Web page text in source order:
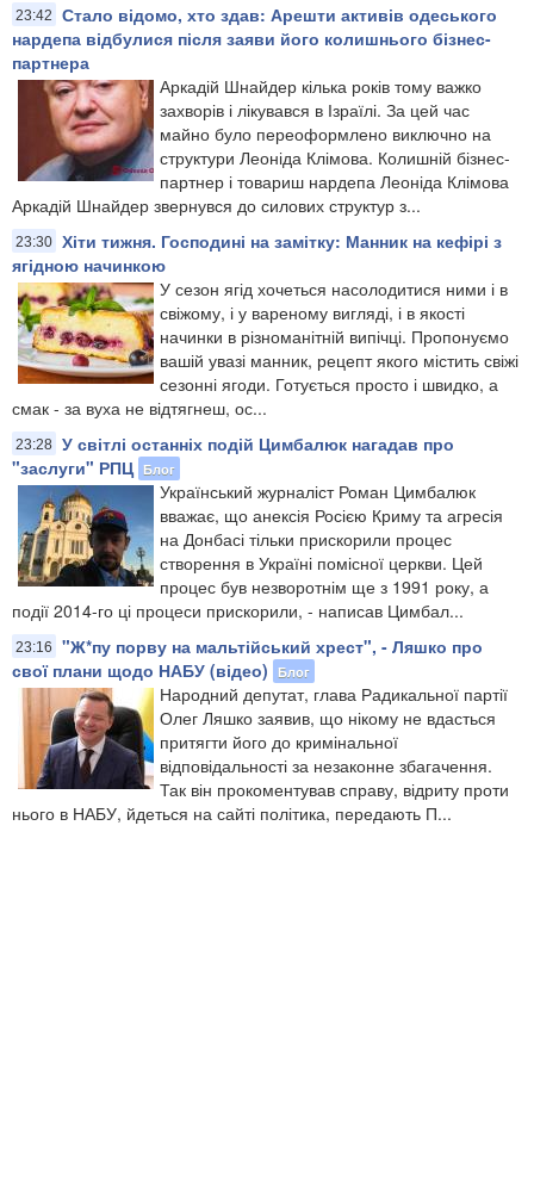
23:42
Стало відомо, хто здав: Арешти активів одеського
нардепа відбулися після заяви його колишнього бізнес-
партнера
Аркадій Шнайдер кілька років тому важко
захворів і лікувався в Ізраїлі. За цей час
майно було переоформлено виключно на
структури Леоніда Клімова. Колишній бізнес-
партнер і товариш нардепа Леоніда Клімова
Аркадій Шнайдер звернувся до силових структур з...
23:30 Хіти тижня. Господині на замітку: Манник на кефірі з
ягідною начинкою
У сезон ягід хочеться насолодитися ними і в
свіжому, і у вареному вигляді, і в якості
начинки в різноманітній випічці. Пропонуємо
вашій увазі манник, рецепт якого містить свіжі
сезонні ягоди. Готується просто і швидко, а
смак - за вуха не відтягнеш, ос...
23:28 У світлі останніх подій Цимбалюк нагадав про
"заслуги" РПЦ Блог
​Український журналіст Роман Цимбалюк
вважає, що анексія Росією Криму та агресія
на Донбасі тільки прискорили процес
створення в Україні помісної церкви. Цей
процес був незворотнім ще з 1991 року, а
події 2014-го ці процеси прискорили, - написав Цимбал...
23:16
"Ж*пу порву на мальтійський хрест", - Ляшко про
свої плани щодо НАБУ (відео)
Блог
Народний депутат, глава Радикальної партії
Олег Ляшко заявив, що нікому не вдасться
притягти його до кримінальної
відповідальності за незаконне збагачення.
Так він прокоментував справу, відриту проти
нього в НАБУ, йдеться на сайті політика, передають П...